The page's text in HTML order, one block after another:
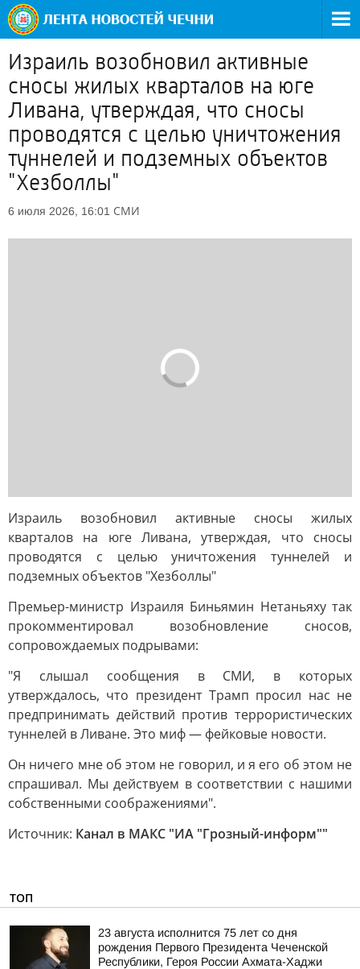
Израиль возобновил активные
сносы жилых кварталов на юге
Ливана, утверждая, что сносы
проводятся с целью уничтожения
туннелей и подземных объектов
"Хезболлы"
6 июля 2026, 16:01 СМИ
Израиль возобновил активные сносы жилых
кварталов на юге Ливана, утверждая, что сносы
проводятся с целью уничтожения туннелей и
подземных объектов "Хезболлы"
Премьер-министр Израиля Биньямин Нетаньяху так
прокомментировал возобновление сносов,
сопровождаемых подрывами:
"Я слышал сообщения в СМИ, в которых
утверждалось, что президент Трамп просил нас не
предпринимать действий против террористических
туннелей в Ливане. Это миф — фейковые новости.
Он ничего мне об этом не говорил, и я его об этом не
спрашивал. Мы действуем в соответствии с нашими
собственными соображениями".
Источник: Канал в МАКС "ИА "Грозный-информ""
ТОП
23 августа исполнится 75 лет со дня
рождения Первого Президента Чеченской
Республики, Героя России Ахмата-Хаджи